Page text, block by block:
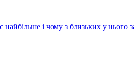
і чому з близьких у нього